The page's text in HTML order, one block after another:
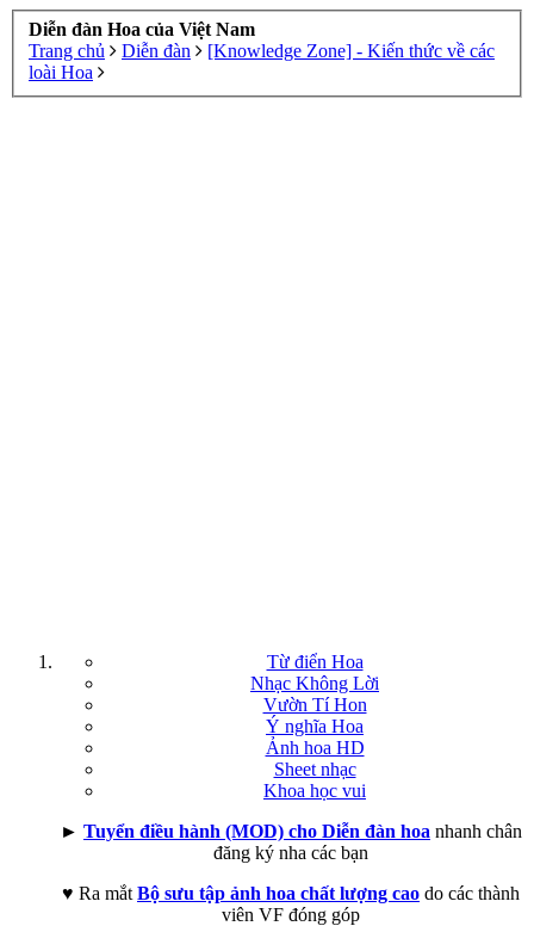
Diễn đàn Hoa của Việt Nam
Trang chủ
Diễn đàn
[Knowledge Zone] - Kiến thức về các
loài Hoa
Từ điển Hoa
Nhạc Không Lời
Vườn Tí Hon
Ý nghĩa Hoa
Ảnh hoa HD
Sheet nhạc
Khoa học vui
► Tuyển điều hành (MOD) cho Diễn đàn hoa nhanh chân
đăng ký nha các bạn
♥ Ra mắt Bộ sưu tập ảnh hoa chất lượng cao do các thành
viên VF đóng góp